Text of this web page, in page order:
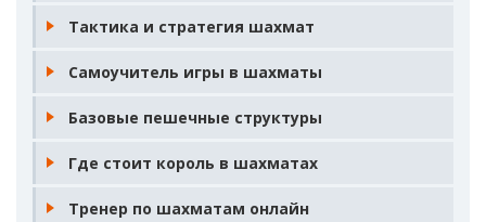
Тактика и стратегия шахмат
Самоучитель игры в шахматы
Базовые пешечные структуры
Где стоит король в шахматах
Тренер по шахматам онлайн